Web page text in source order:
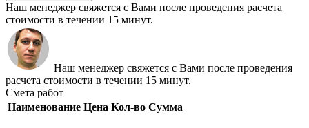
Наш менеджер свяжется с Вами после проведения расчета
стоимости в течении 15 минут.
Наш менеджер свяжется с Вами после проведения
расчета стоимости в течении 15 минут.
Смета работ
Наименование Цена Кол-во Сумма